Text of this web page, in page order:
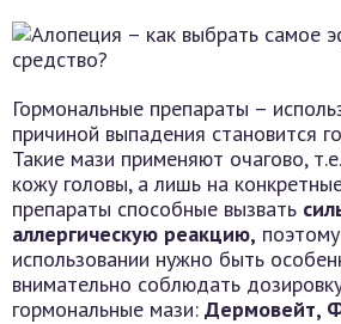
Гормональные препараты –
причиной выпадения становится
Такие мази применяют очагово,
кожу головы, а лишь на
препараты способные вызвать
аллергическую реакцию,
использовании нужно быть
внимательно соблюдать
гормональные мази: Дермовейт,